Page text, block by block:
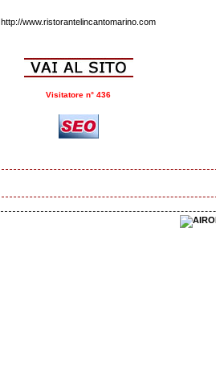
http://www.ristorantelincantomarino.com
Visitatore n° 436